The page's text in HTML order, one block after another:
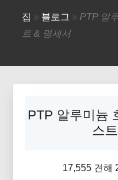
집 » 블로그 » PTP 알
트 & 명세서
PTP 알루미늄
스
17,555 견해